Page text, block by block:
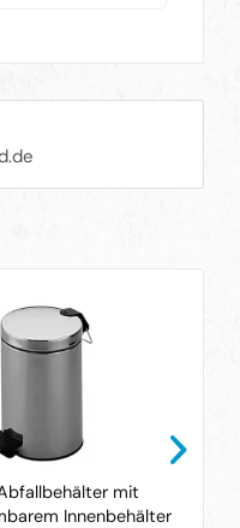
mit
Innenbehälter